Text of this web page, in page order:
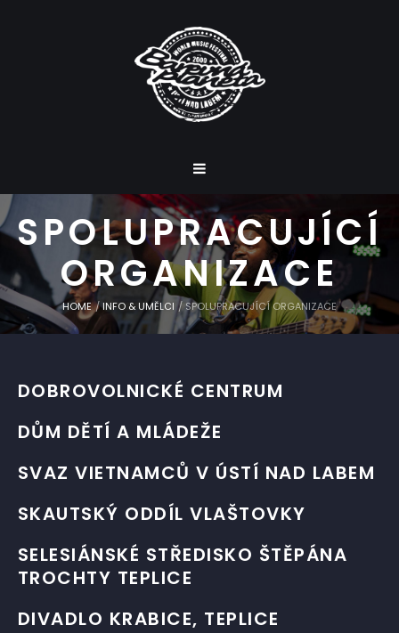
SPOLUPRACUJÍCÍ
ORGANIZACE
HOME /INFO & UMĚLCI / SPOLUPRACUJÍCÍ ORGANIZACE
DOBROVOLNICKÉ CENTRUM
DŮM DĚTÍ A MLÁDEŽE
SVAZ VIETNAMCŮ V ÚSTÍ NAD LABEM
SKAUTSKÝ ODDÍL VLAŠTOVKY
SELESIÁNSKÉ STŘEDISKO ŠTĚPÁNA
TROCHTY TEPLICE
DIVADLO KRABICE, TEPLICE